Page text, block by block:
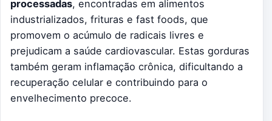
processadas, encontradas em alimentos
industrializados, frituras e fast foods, que
promovem o acúmulo de radicais livres e
prejudicam a saúde cardiovascular. Estas gorduras
também geram inflamação crônica, dificultando a
recuperação celular e contribuindo para o
envelhecimento precoce.